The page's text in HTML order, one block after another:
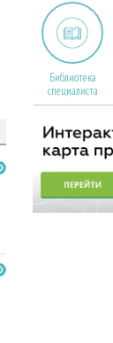
Библиотека
специалиста